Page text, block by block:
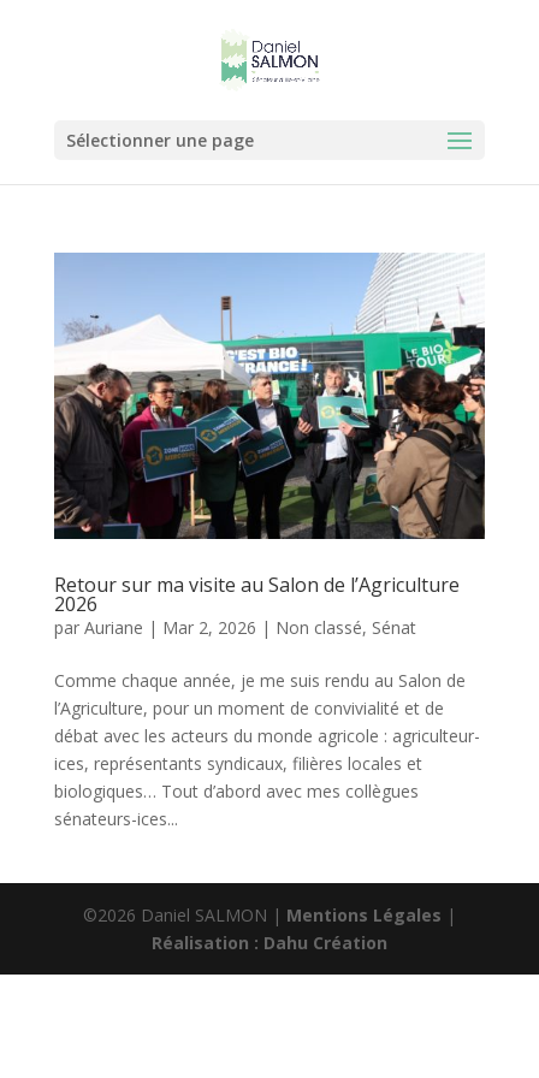
Sélectionner une page
Retour sur ma visite au Salon de l’Agriculture
2026
par Auriane | Mar 2, 2026 | Non classé, Sénat
Comme chaque année, je me suis rendu au Salon de
l’Agriculture, pour un moment de convivialité et de
débat avec les acteurs du monde agricole : agriculteur-
ices, représentants syndicaux, filières locales et
biologiques… Tout d’abord avec mes collègues
sénateurs-ices...
©2026 Daniel SALMON | Mentions Légales |
Réalisation : Dahu Création